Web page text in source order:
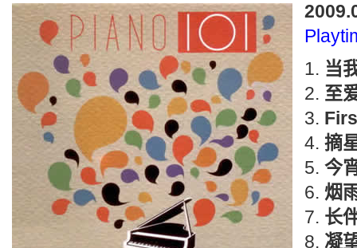
当
至
摘
今
烟
长
凝